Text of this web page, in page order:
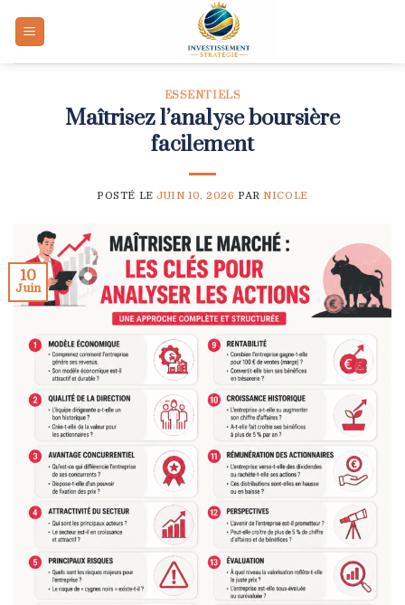
ESSENTIELS
Maîtrisez l’analyse boursière
facilement
POSTÉ LE JUIN 10, 2026 PAR NICOLE
10
Juin